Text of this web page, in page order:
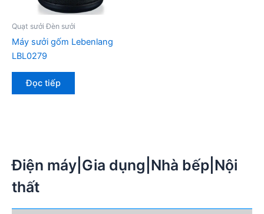
Quạt sưởi Đèn sưởi
Máy sưởi gốm Lebenlang
LBL0279
Đọc tiếp
Điện máy|Gia dụng|Nhà bếp|Nội
thất